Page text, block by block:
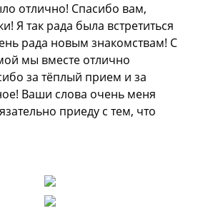
отлично! Спасибо вам,
Я так рада была встретиться
рада новым знакомствам! С
мы вместе отлично
за тёплый прием и за
Ваши слова очень меня
приеду с тем, что